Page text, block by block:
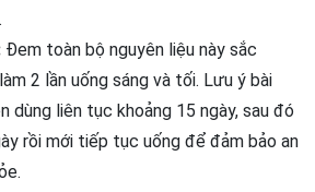
Đem toàn bộ nguyên liệu này sắc
2 lần uống sáng và tối. Lưu ý bài
dùng liên tục khoảng 15 ngày, sau đó
rồi mới tiếp tục uống để đảm bảo an